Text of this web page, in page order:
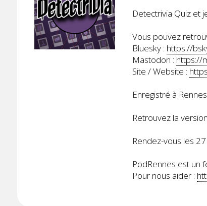
Detectrivia Quiz et
Vous pouvez
Bluesky : https://
Mastodon : https://
Site / Website :
Enregistré à
Retrouvez la
Rendez-vous les
PodRennes est un
Pour nous aider :